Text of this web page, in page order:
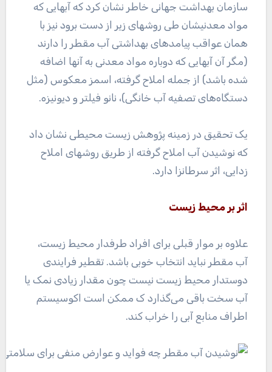
سازمان بهداشت جهانی خاطر نشان کرد که آبهایی که
مواد معدنیشان طی روشهای زیر از دست برود نیز با
همان عواقب پیامدهای بهداشتی آب مقطر را دارند
(مگر آن آبهایی که دوباره مواد معدنی به آنها اضافه
شده باشد) از جمله املاح گرفته، اسمز معکوس (مثل
دستگاه‌های تصفیه آب خانگی)، نانو فیلتر و دیونیزه.
یک تحقیق در زمینه پژوهش زیست محیطی نشان داد
که نوشیدن آب املاح گرفته از طریق روشهای املاح
زدایی، اثر سرطانزا دارد.
اثر بر محیط زیست
علاوه بر موار قبلی برای افراد طرفدار محیط زیست،
آب مقطر نباید انتخاب خوبی باشد. تقطیر فرایندی
دوستدار محیط زیست نیست چون مقدار زیادی نمک یا
آب سخت باقی می‌گذارد ک ممکن است اکوسیستم
اطراف منابع آبی را خراب کند.